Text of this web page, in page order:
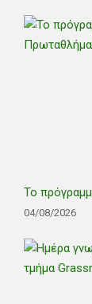
Το
04/08/2026